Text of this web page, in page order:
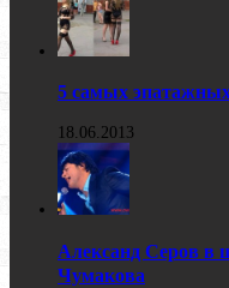
5 самых
18.06.2013
Александ Серов в
Чумакова